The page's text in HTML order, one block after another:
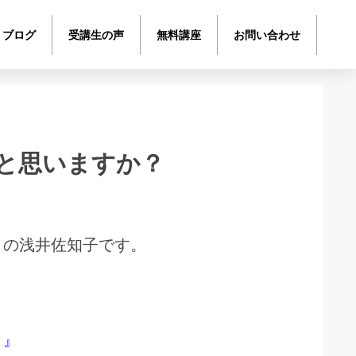
ブログ 受講生の声 無料講座 お問い合わせ
思いますか？
浅井佐知子です。